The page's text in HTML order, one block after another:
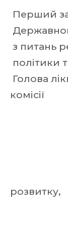
Перший
з питань
політики
Голова
розвитку,
та